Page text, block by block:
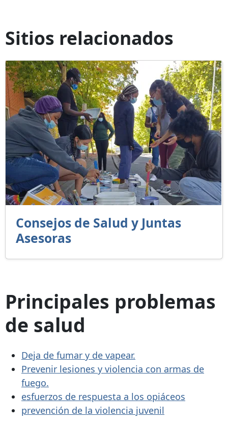
Sitios relacionados
Consejos de Salud y Juntas
Asesoras
Principales problemas
de salud
Deja de fumar y de vapear.
Prevenir lesiones y violencia con armas de
fuego.
esfuerzos de respuesta a los opiáceos
prevención de la violencia juvenil